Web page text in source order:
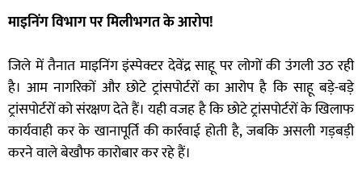
माइनिंग विभाग पर मिलीभगत के आरोप!
जिले में तैनात माइनिंग इंस्पेक्टर देवेंद्र साहू पर लोगों की उंगली उठ रही
है। आम नागरिकों और छोटे ट्रांसपोर्टरों का आरोप है कि साहू बड़े-बड़े
ट्रांसपोर्टरों को संरक्षण देते हैं। यही वजह है कि छोटे ट्रांसपोर्टरों के खिलाफ
कार्यवाही कर के खानापूर्ति की कार्रवाई होती है, जबकि असली गड़बड़ी
करने वाले बेखौफ कारोबार कर रहे हैं।